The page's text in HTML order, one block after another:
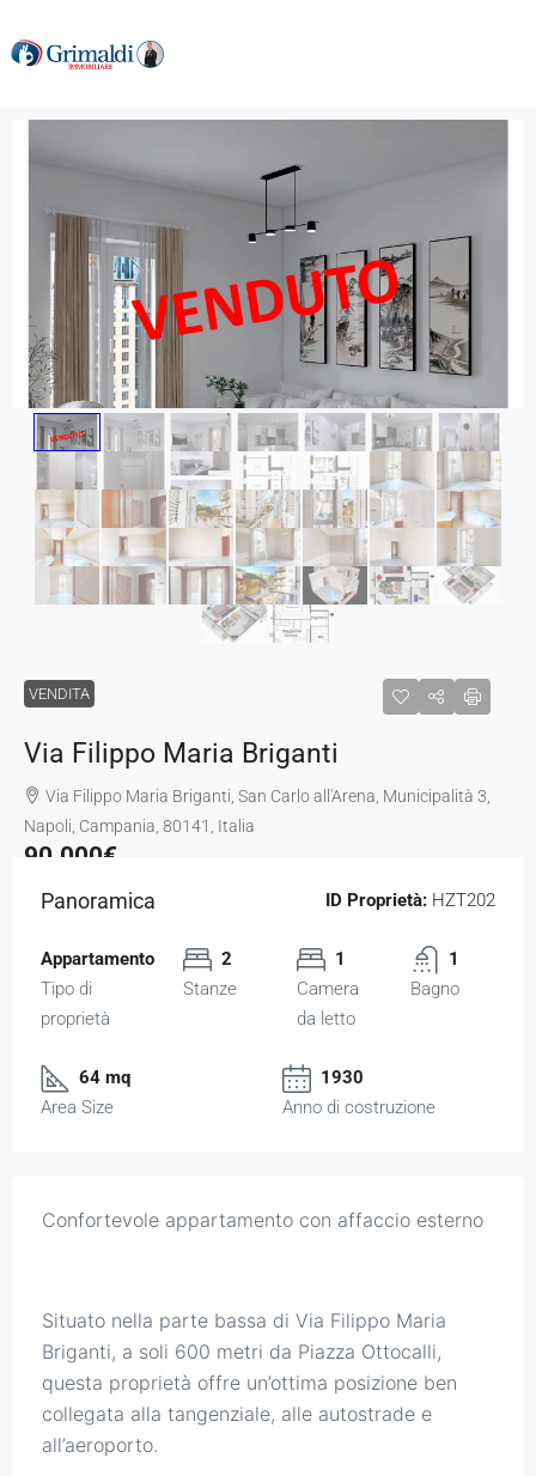
VENDITA
Via Filippo Maria Briganti
Via Filippo Maria Briganti, San Carlo all'Arena, Municipalità 3,
Napoli, Campania, 80141, Italia
90.000€
Panoramica ID Proprietà: HZT202
Appartamento
Tipo di
proprietà
2
Stanze
1
Camera
da letto
1
Bagno
64 mq
Area Size
1930
Anno di costruzione
Confortevole appartamento con affaccio esterno
Situato nella parte bassa di Via Filippo Maria
Briganti, a soli 600 metri da Piazza Ottocalli,
questa proprietà offre un’ottima posizione ben
collegata alla tangenziale, alle autostrade e
all’aeroporto.